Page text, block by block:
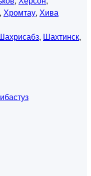
, Хромтау, Хива
, Шахтинск,